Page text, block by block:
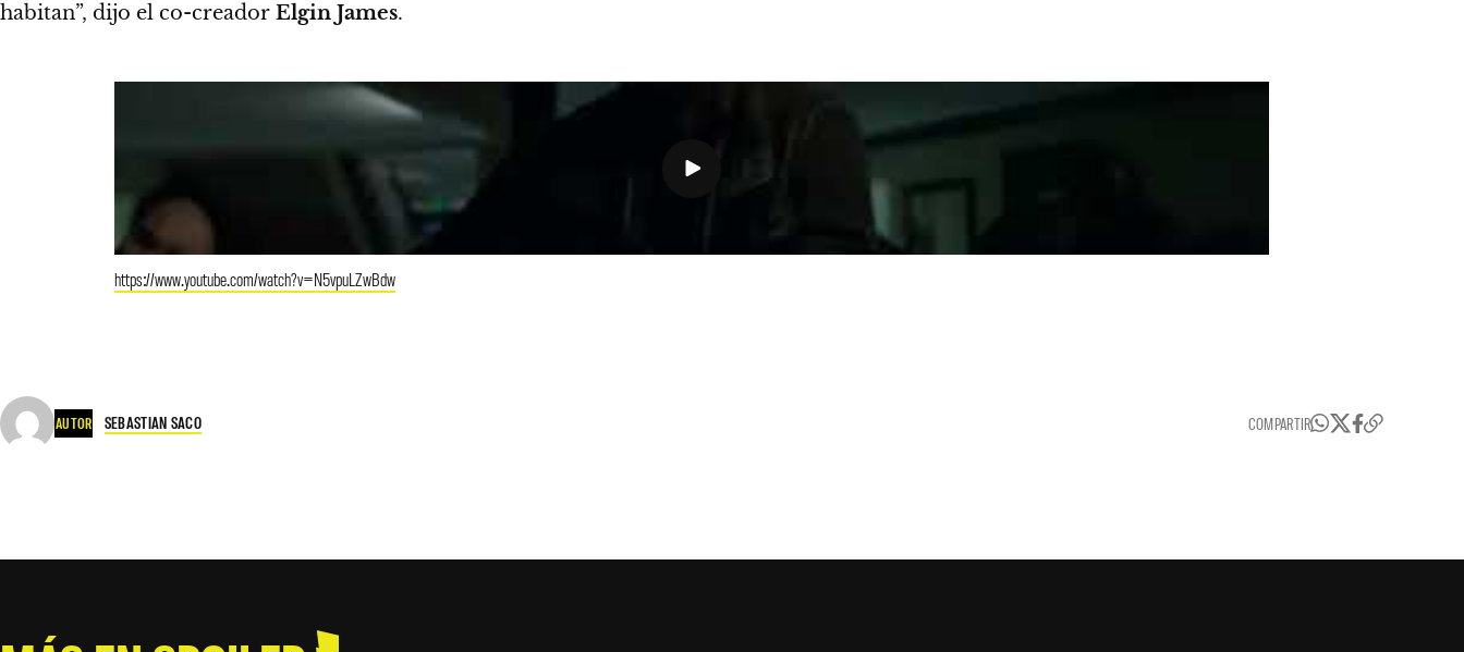
habitan”, dijo el co-creador Elgin James.
https://www.youtube.com/watch?v=N5vpuLZwBdw
AUTOR SEBASTIAN SACO COMPARTIR